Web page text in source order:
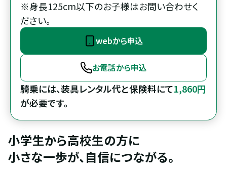
※身長125cm以下のお子様はお問い合わせく
ださい。
webから申込
お電話から申込
騎乗には、装具レンタル代と保険料にて1,860円
が必要です。
小学生から高校生の方に
小さな一歩が、自信につながる。